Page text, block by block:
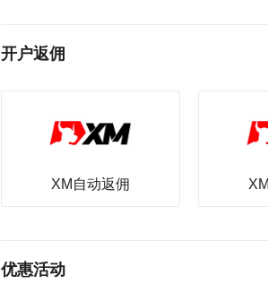
开户返佣
XM自动返佣
优惠活动